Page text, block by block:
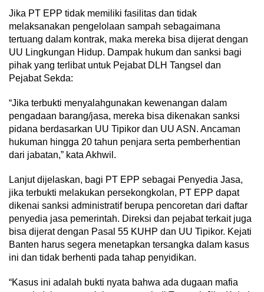
Jika PT EPP tidak memiliki fasilitas dan tidak
melaksanakan pengelolaan sampah sebagaimana
tertuang dalam kontrak, maka mereka bisa dijerat dengan
UU Lingkungan Hidup. Dampak hukum dan sanksi bagi
pihak yang terlibat untuk Pejabat DLH Tangsel dan
Pejabat Sekda:
“Jika terbukti menyalahgunakan kewenangan dalam
pengadaan barang/jasa, mereka bisa dikenakan sanksi
pidana berdasarkan UU Tipikor dan UU ASN. Ancaman
hukuman hingga 20 tahun penjara serta pemberhentian
dari jabatan,” kata Akhwil.
Lanjut dijelaskan, bagi PT EPP sebagai Penyedia Jasa,
jika terbukti melakukan persekongkolan, PT EPP dapat
dikenai sanksi administratif berupa pencoretan dari daftar
penyedia jasa pemerintah. Direksi dan pejabat terkait juga
bisa dijerat dengan Pasal 55 KUHP dan UU Tipikor. Kejati
Banten harus segera menetapkan tersangka dalam kasus
ini dan tidak berhenti pada tahap penyidikan.
“Kasus ini adalah bukti nyata bahwa ada dugaan mafia